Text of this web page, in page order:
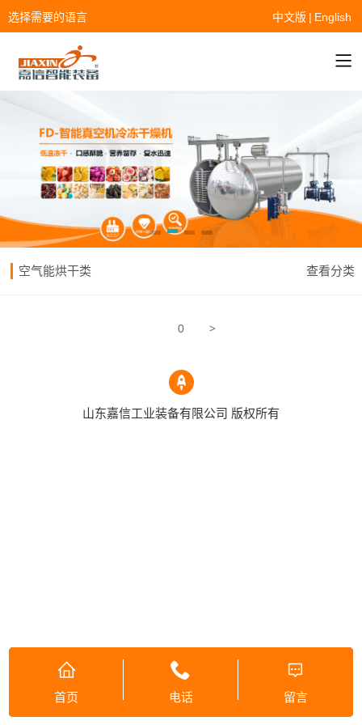
选择需要的语言 中文版 | English
空气能烘干类 查看分类
0 >
山东嘉信工业装备有限公司 版权所有
首页 电话 留言